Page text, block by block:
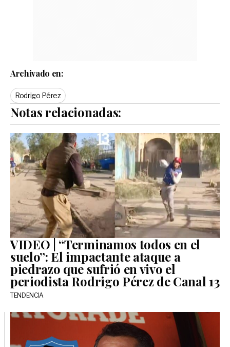
Archivado en:
Rodrigo Pérez
Notas relacionadas:
VIDEO | “Terminamos todos en el
suelo”: El impactante ataque a
piedrazo que sufrió en vivo el
periodista Rodrigo Pérez de Canal 13
TENDENCIA